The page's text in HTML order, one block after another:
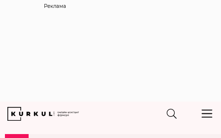
Реклама